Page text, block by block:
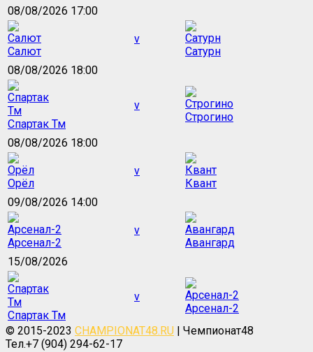
08/08/2026 17:00
Салют
v
Сатурн
08/08/2026 18:00
Спартак Тм
v
Строгино
08/08/2026 18:00
Орёл
v
Квант
09/08/2026 14:00
Арсенал-2
v
Авангард
15/08/2026
Спартак Тм
v
Арсенал-2
© 2015-2023 CHAMPIONAT48.RU | Чемпионат48
Тел.+7 (904) 294-62-17